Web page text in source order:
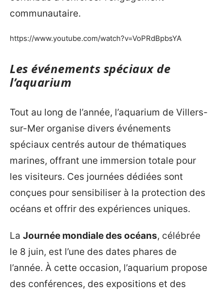
communautaire.
https://www.youtube.com/watch?v=VoPRdBpbsYA
Les événements spéciaux de
l’aquarium
Tout au long de l’année, l’aquarium de Villers-
sur-Mer organise divers événements
spéciaux centrés autour de thématiques
marines, offrant une immersion totale pour
les visiteurs. Ces journées dédiées sont
conçues pour sensibiliser à la protection des
océans et offrir des expériences uniques.
La Journée mondiale des océans, célébrée
le 8 juin, est l’une des dates phares de
l’année. À cette occasion, l’aquarium propose
des conférences, des expositions et des